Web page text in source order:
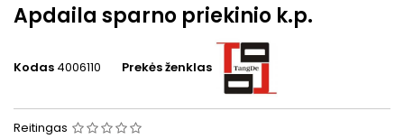
Apdaila sparno priekinio k.p.
Kodas 4006110 Prekės ženklas
Reitingas